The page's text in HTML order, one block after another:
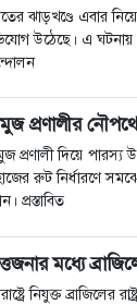
ঝাড়খণ্ডে এবার
উঠেছে। এ ঘটনায়
প্রণালীর
প্রণালী দিয়ে পারস্য
রুট নির্ধারণে
প্রস্তাবিত
মধ্যে
নিযুক্ত ব্রাজিলের